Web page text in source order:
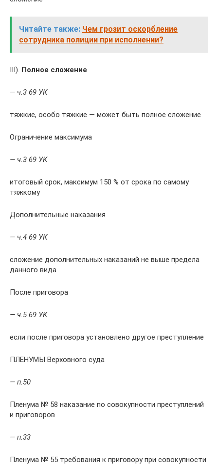
Читайте также: Чем грозит оскорбление
сотрудника полиции при исполнении?
III). Полное сложение
— ч.3 69 УК
тяжкие, особо тяжкие — может быть полное сложение
Ограничение максимума
— ч.3 69 УК
итоговый срок, максимум 150 % от срока по самому
тяжкому
Дополнительные наказания
— ч.4 69 УК
сложение дополнительных наказаний не выше предела
данного вида
После приговора
— ч.5 69 УК
если после приговора установлено другое преступление
ПЛЕНУМЫ Верховного суда
— п.50
Пленума № 58 наказание по совокупности преступлений
и приговоров
— п.33
Пленума № 55 требования к приговору при совокупности